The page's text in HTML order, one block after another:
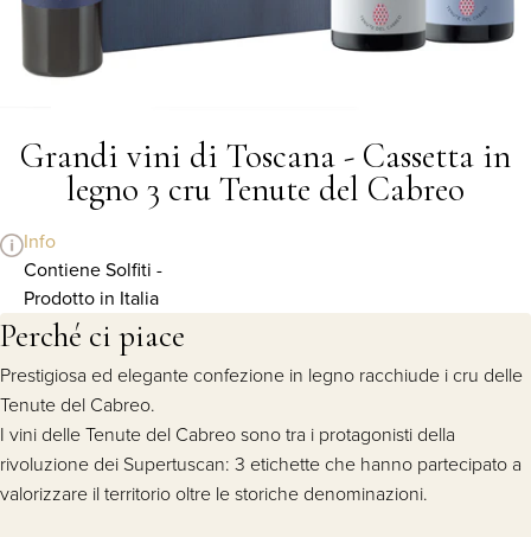
Grandi vini di Toscana - Cassetta in
legno 3 cru Tenute del Cabreo
Info
Contiene Solfiti -
Prodotto in Italia
Perché ci piace
Prestigiosa ed elegante confezione in legno racchiude i cru delle
Tenute del Cabreo.
I vini delle Tenute del Cabreo sono tra i protagonisti della
rivoluzione dei Supertuscan: 3 etichette che hanno partecipato a
valorizzare il territorio oltre le storiche denominazioni.